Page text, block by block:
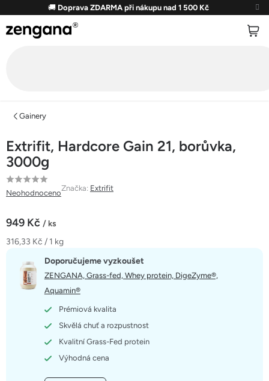
obsah
🚚 Doprava ZDARMA při nákupu nad 1 500 Kč
Gainery
Extrifit, Hardcore Gain 21, borůvka,
3000g
Průměrné
hodnocení
je
0,0
hvězdiček.
Neohodnoceno
Značka: Extrifit
949 Kč / ks
Měrná
316,33 Kč / 1 kg
Doporučujeme vyzkoušet
ZENGANA, Grass-fed, Whey protein, DigeZyme®,
Aquamin®
Prémiová kvalita
Skvělá chuť a rozpustnost
Kvalitní Grass-Fed protein
Výhodná cena